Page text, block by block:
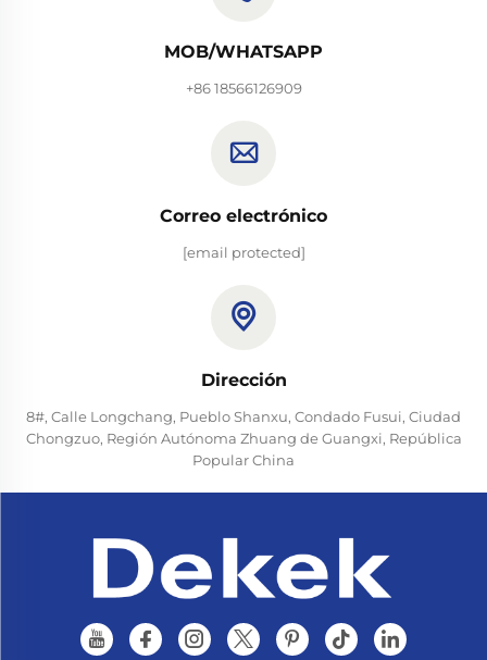
MOB/WHATSAPP
+86 18566126909
Correo electrónico
[email protected]
Dirección
8#, Calle Longchang, Pueblo Shanxu, Condado Fusui, Ciudad
Chongzuo, Región Autónoma Zhuang de Guangxi, República
Popular China